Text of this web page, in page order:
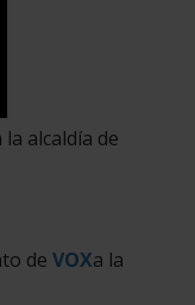
alcaldía de
de VOXa la